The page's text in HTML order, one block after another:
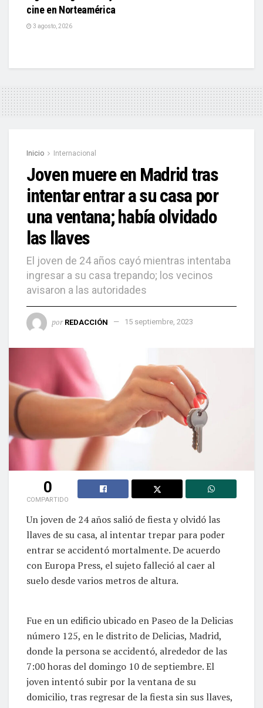
cine en Norteamérica
3 agosto, 2026
Inicio Internacional
Joven muere en Madrid tras
intentar entrar a su casa por
una ventana; había olvidado
las llaves
El joven de 24 años cayó mientras intentaba
ingresar a su casa trepando; los vecinos
avisaron a las autoridades
por REDACCIÓN 15 septiembre, 2023
0
COMPARTIDO
Un joven de 24 años salió de fiesta y olvidó las
llaves de su casa, al intentar trepar para poder
entrar se accidentó mortalmente. De acuerdo
con Europa Press, el sujeto falleció al caer al
suelo desde varios metros de altura.
Fue en un edificio ubicado en Paseo de la Delicias
número 125, en le distrito de Delicias, Madrid,
donde la persona se accidentó, alrededor de las
7:00 horas del domingo 10 de septiembre. El
joven intentó subir por la ventana de su
domicilio, tras regresar de la fiesta sin sus llaves,